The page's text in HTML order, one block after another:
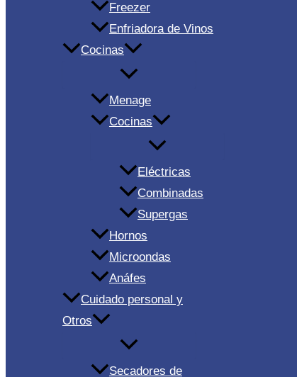
Freezer
Enfriadora de Vinos
Cocinas
Menage
Cocinas
Eléctricas
Combinadas
Supergas
Hornos
Microondas
Anáfes
Cuidado personal y
Otros
Secadores de